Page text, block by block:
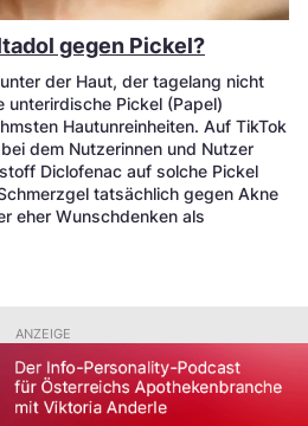
gegen Pickel?
der Haut, der tagelang nicht
Pickel (Papel)
Hautunreinheiten. Auf TikTok
dem Nutzerinnen und Nutzer
Diclofenac auf solche Pickel
tatsächlich gegen Akne
eher Wunschdenken als
ANZEIGE